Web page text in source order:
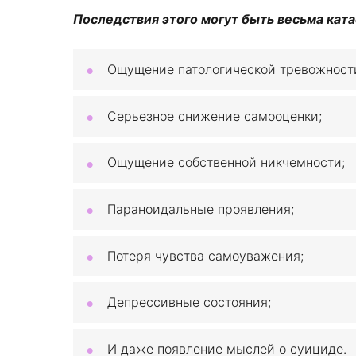
Последствия этого могут быть весьма
Ощущение патологической
Серьезное снижение самооценки;
Ощущение собственной никчемности;
Параноидальные проявления;
Потеря чувства самоуважения;
Депрессивные состояния;
И даже появление мыслей о суициде.